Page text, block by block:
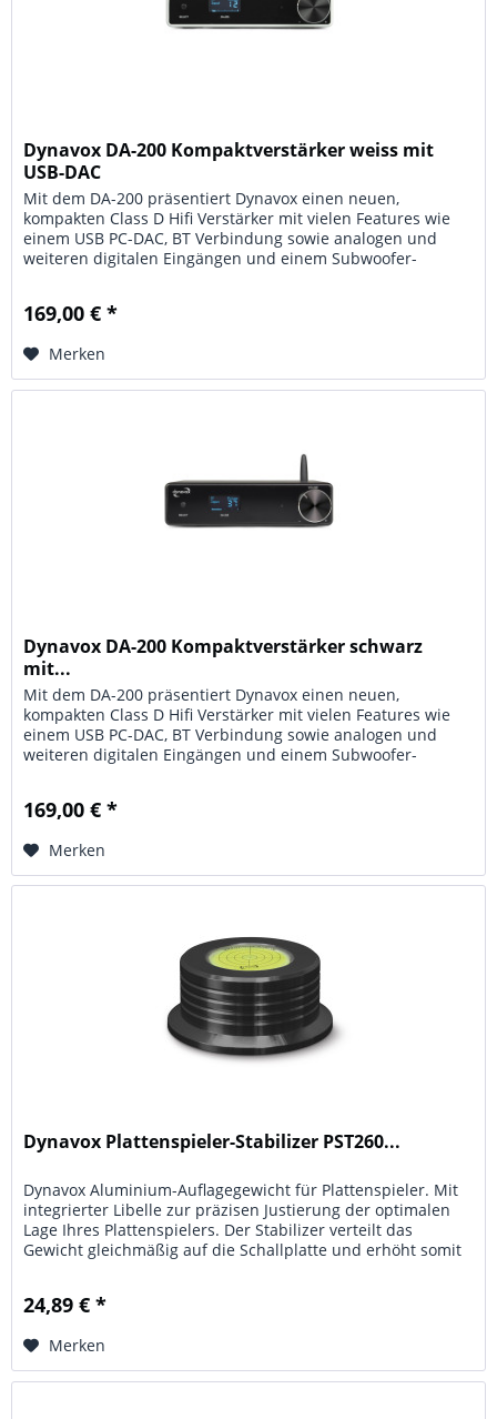
Dynavox DA-200 Kompaktverstärker weiss mit
USB-DAC
Mit dem DA-200 präsentiert Dynavox einen neuen,
kompakten Class D Hifi Verstärker mit vielen Features wie
einem USB PC-DAC, BT Verbindung sowie analogen und
weiteren digitalen Eingängen und einem Subwoofer-
169,00 € *
Merken
Dynavox DA-200 Kompaktverstärker schwarz
mit...
Mit dem DA-200 präsentiert Dynavox einen neuen,
kompakten Class D Hifi Verstärker mit vielen Features wie
einem USB PC-DAC, BT Verbindung sowie analogen und
weiteren digitalen Eingängen und einem Subwoofer-
169,00 € *
Merken
Dynavox Plattenspieler-Stabilizer PST260...
Dynavox Aluminium-Auflagegewicht für Plattenspieler. Mit
integrierter Libelle zur präzisen Justierung der optimalen
Lage Ihres Plattenspielers. Der Stabilizer verteilt das
Gewicht gleichmäßig auf die Schallplatte und erhöht somit
24,89 € *
Merken